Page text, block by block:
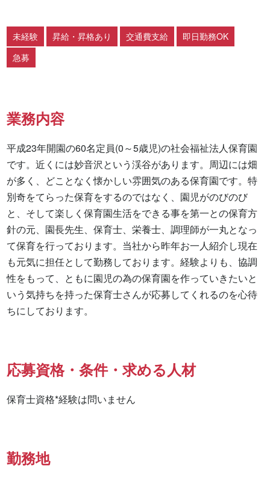
未経験 昇給・昇格あり 交通費支給
即日勤務OK
急募
業務内容
平成23年開園の60名定員(0～5歳児)の社会福祉法人保育園
です。近くには妙音沢という渓谷があります。周辺には畑
が多く、どことなく懐かしい雰囲気のある保育園です。特
別奇をてらった保育をするのではなく、園児がのびのび
と、そして楽しく保育園生活をできる事を第一との保育方
針の元、園長先生、保育士、栄養士、調理師が一丸となっ
て保育を行っております。当社から昨年お一人紹介し現在
も元気に担任として勤務しております。経験よりも、協調
性をもって、ともに園児の為の保育園を作っていきたいと
いう気持ちを持った保育士さんが応募してくれるのを心待
ちにしております。
応募資格・条件・求める人材
保育士資格*経験は問いません
勤務地